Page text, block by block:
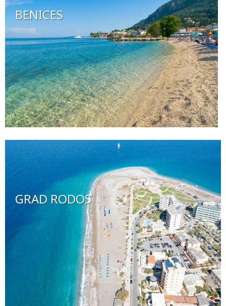
BENICES
GRAD RODOS